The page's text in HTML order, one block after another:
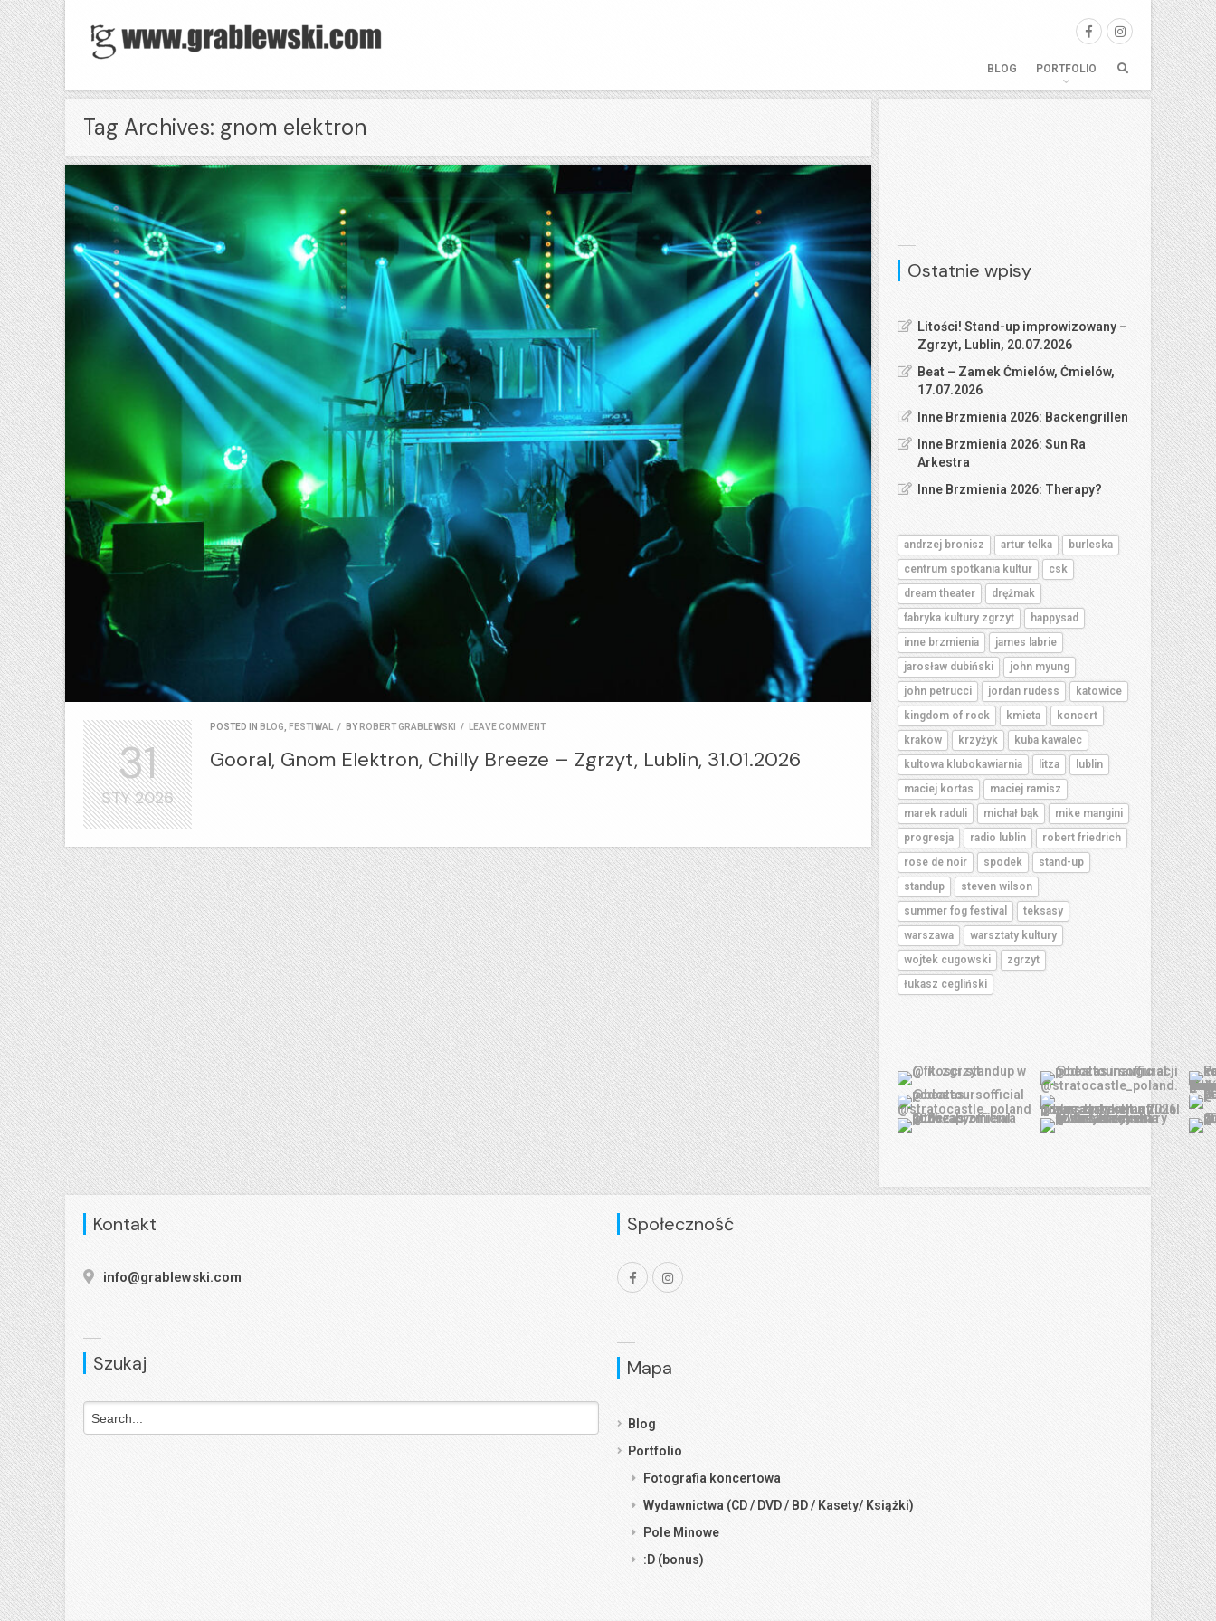
BLOG PORTFOLIO
Tag Archives: gnom elektron
POSTED IN BLOG FESTIWAL / BY ROBERT GRABLEWSKI / LEAVE COMMENT
Gooral, Gnom Elektron, Chilly Breeze – Zgrzyt, Lublin, 31.01.2026
31
STY2026
Ostatnie wpisy
Litości! Stand-up improwizowany –
Zgrzyt, Lublin, 20.07.2026
Beat – Zamek Ćmielów, Ćmielów,
17.07.2026
Inne Brzmienia 2026: Backengrillen
Inne Brzmienia 2026: Sun Ra
Arkestra
Inne Brzmienia 2026: Therapy?
andrzej bronisz artur telka
burleska
centrum spotkania kultur
csk
dream theater
drężmak
fabryka kultury zgrzyt
happysad
inne brzmienia
james labrie
jarosław dubiński
john myung
john petrucci
jordan rudess
katowice
kingdom of rock
kmieta
koncert
kraków
krzyżyk
kuba kawalec
kultowa klubokawiarnia
litza
lublin
maciej kortas
maciej ramisz
marek raduli
michał bąk
mike mangini
progresja
radio lublin
robert friedrich
rose de noir
spodek
stand-up
standup
steven wilson
summer fog festival
teksasy
warszawa
warsztaty kultury
wojtek cugowski
zgrzyt
łukasz cegliński
Kontakt
info@grablewski.com
Szukaj
Społeczność
Mapa
Blog
Portfolio
Fotografia koncertowa
Wydawnictwa (CD / DVD / BD / Kasety/ Książki)
Pole Minowe
:D (bonus)